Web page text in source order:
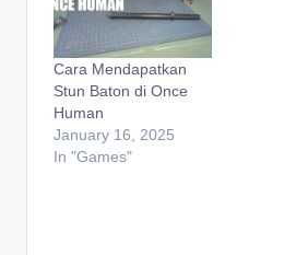
Cara Mendapatkan
Stun Baton di Once
Human
January 16, 2025
In "Games"